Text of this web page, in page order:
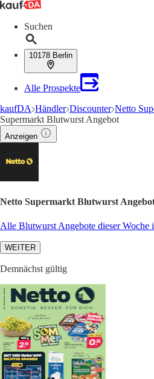
Suchen
10178 Berlin
Alle Prospekte
kaufDA Händler Discounter Netto
Supermarkt Blutwurst Angebot
Anzeigen
Netto Supermarkt Blutwurst
Alle Blutwurst Angebote dieser Woche
WEITER
Demnächst gültig